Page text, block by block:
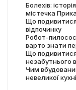
Болехів:
містечка
Що
відпочинку
Робот-
варто знати
Що
незабутнього
Чим
невеликої кухні